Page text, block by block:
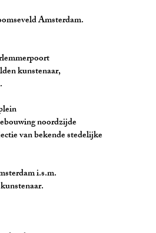
noordzijde
stedelijke
i.s.m.